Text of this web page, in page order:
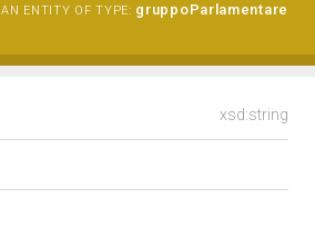
AN ENTITY OF TYPE: gruppoParlamentare
xsd:string